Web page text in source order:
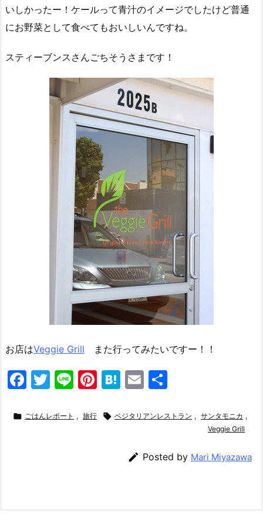
いしかったー！ケールって青汁のイメージでしたけど普通
にお野菜として食べてもおいしいんですね。
スティーブンスさんごちそうさまです！
お店はVeggie Grill また行ってみたいですー！！
F
c
T
itt
Li
e
Pi
er
H
e
a
E
ai
 ごはんレポート , 旅行  ベジタリアンレストラン , サンタモニカ ,
Veggie Grill
 Posted by Mari Miyazawa